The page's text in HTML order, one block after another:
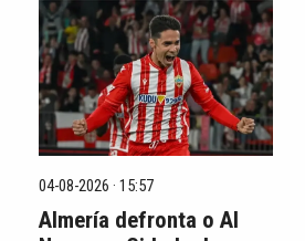
04-08-2026 · 15:57
Almería defronta o Al